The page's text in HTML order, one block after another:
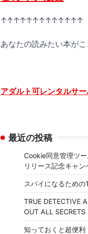
↑↑↑↑↑↑↑↑↑↑↑↑↑
あなたの読みたい本がこ
アダルト可レンタルサ
最近の投稿
Cookie同意管理ツ
リリース記念キャン
スパイになるための
TRUE DETECTIVE
OUT ALL SECRETS
知っておくと超便